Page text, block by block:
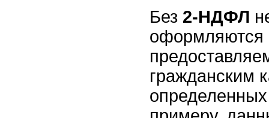
Без 2-НДФЛ
оформляются
гражданским